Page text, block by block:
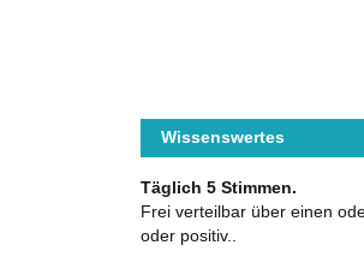
Wissenswertes
Täglich 5 Stimmen.
Frei verteilbar über einen
oder positiv..